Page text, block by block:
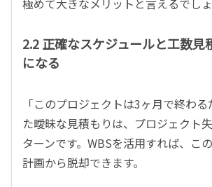
極めて大きなメリットと言えるでしょ
2.2 正確なスケジュールと工数見
になる
「このプロジェクトは3ヶ月で終わ
た曖昧な見積もりは、プロジェクト
ターンです。WBSを活用すれば、こ
計画から脱却できます。